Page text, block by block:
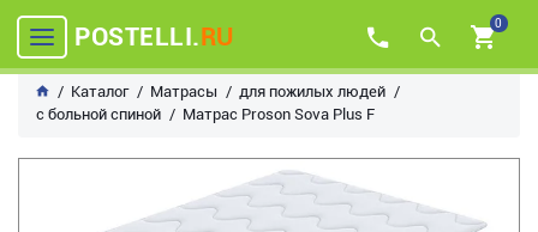
POSTELLI.RU 0
Каталог Матрасы
для пожилых людей
с больной спиной
Матрас Proson Sova Plus F